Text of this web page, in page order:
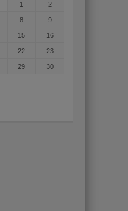
1 2
8 9
15 16
22 23
29 30